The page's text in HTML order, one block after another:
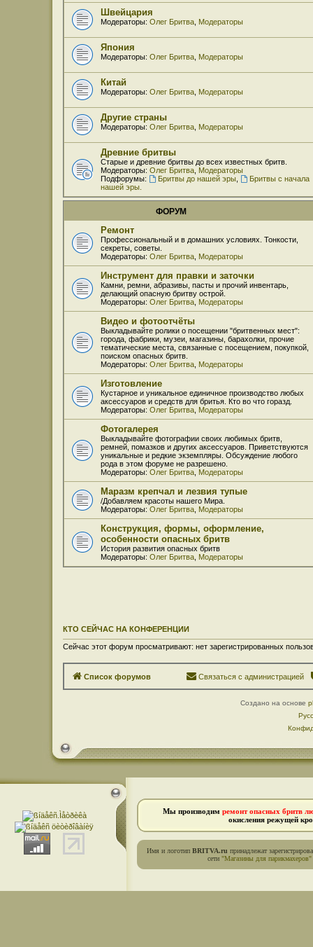
Швейцария
Модераторы: Олег Бритва Модераторы
Япония
Модераторы: Олег Бритва Модераторы
Китай
Модераторы: Олег Бритва Модераторы
Другие страны
Модераторы: Олег Бритва Модераторы
Древние бритвы
Старые и древние бритвы до всех известных бритв.
Модераторы: Олег Бритва Модераторы
Подфорумы:
Бритвы до нашей эры,
Бритвы с начала
нашей эры.
ФОРУМ
Ремонт
Профессиональный и в домашних условиях. Тонкости,
секреты, советы.
Модераторы: Олег Бритва Модераторы
Инструмент для правки и заточки
Камни, ремни, абразивы, пасты и прочий инвентарь,
делающий опасную бритву острой.
Модераторы: Олег Бритва Модераторы
Видео и фотоотчёты
Выкладывайте ролики о посещении "бритвенных мест":
города, фабрики, музеи, магазины, барахолки, прочие
тематические места, связанные с посещением, покупкой,
поиском опасных бритв.
Модераторы: Олег Бритва Модераторы
Изготовление
Кустарное и уникальное единичное производство любых
аксессуаров и средств для бритья. Кто во что горазд.
Модераторы: Олег Бритва Модераторы
Фотогалерея
Выкладывайте фотографии своих любимых бритв,
ремней, помазков и других аксессуаров. Приветствуются
уникальные и редкие экземпляры. Обсуждение любого
рода в этом форуме не разрешено.
Модераторы: Олег Бритва Модераторы
Маразм крепчал и лезвия тупые
/Добавляем красоты нашего Мира.
Модераторы: Олег Бритва Модераторы
Конструкция, формы, оформление,
особенности опасных бритв
История развития опасных бритв
Модераторы: Олег Бритва Модераторы
КТО СЕЙЧАС НА КОНФЕРЕНЦИИ
Сейчас этот форум просматривают: нет зарегистрированных
Список форумов Связаться с администрацией
Создано на основе
Мы производим ремонт опасных бритв
окисления режущей
Имя и логотип BRITVA.ru принадлежат
сети "Магазины для парикмахеров"